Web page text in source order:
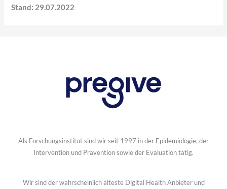
Stand: 29.07.2022
Als Forschungsinstitut sind wir seit 1997 in der Epidemiologie, der
Intervention und Prävention sowie der Evaluation tätig.
Wir sind der wahrscheinlich älteste Digital Health Anbieter und